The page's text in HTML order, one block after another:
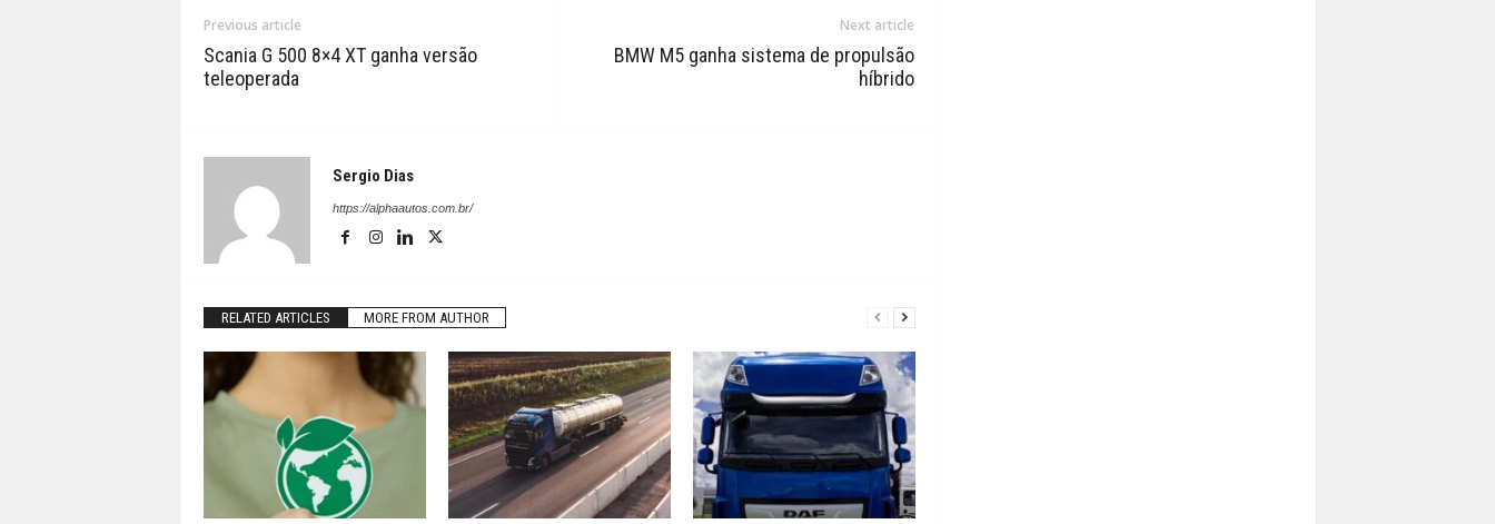
Previous article
Scania G 500 8×4 XT ganha versão
teleoperada
Next article
BMW M5 ganha sistema de propulsão
híbrido
Sergio Dias
https://alphaautos.com.br/
RELATED ARTICLES MORE FROM AUTHOR